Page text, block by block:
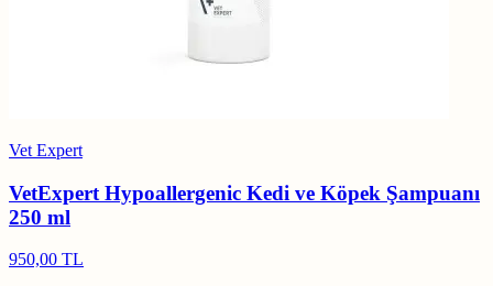
Vet Expert
VetExpert Hypoallergenic Kedi ve Köpek Şampuanı
250 ml
950,00 TL